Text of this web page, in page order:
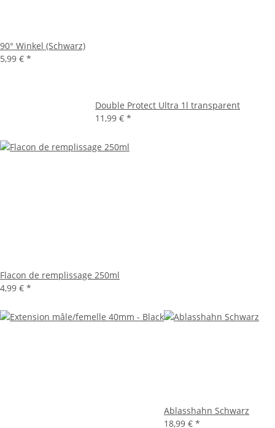
90° Winkel (Schwarz)
5,99 € *
Double Protect Ultra 1l transparent
11,99 € *
Flacon de remplissage 250ml
4,99 € *
Ablasshahn Schwarz
18,99 € *